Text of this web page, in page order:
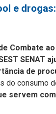
e
Combate
SENAT
de
do consumo
servem